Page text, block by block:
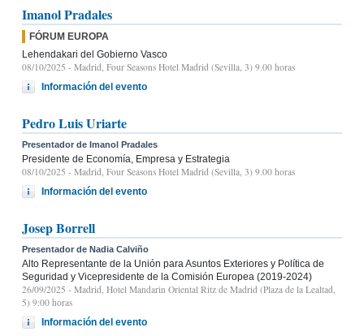
Imanol Pradales
FÓRUM EUROPA
Lehendakari del Gobierno Vasco
08/10/2025 - Madrid, Four Seasons Hotel Madrid (Sevilla, 3) 9.00 horas
Información del evento
Pedro Luis Uriarte
Presentador de Imanol Pradales
Presidente de Economía, Empresa y Estrategia
08/10/2025 - Madrid, Four Seasons Hotel Madrid (Sevilla, 3) 9.00 horas
Información del evento
Josep Borrell
Presentador de Nadia Calviño
Alto Representante de la Unión para Asuntos Exteriores y Política de
Seguridad y Vicepresidente de la Comisión Europea (2019-2024)
26/09/2025 - Madrid, Hotel Mandarin Oriental Ritz de Madrid (Plaza de la Lealtad,
5) 9:00 horas
Información del evento